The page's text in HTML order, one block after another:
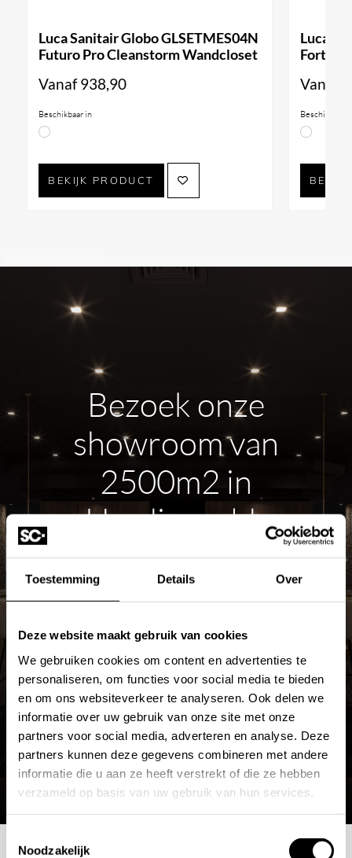
Toestemming Details Over
Deze website maakt gebruik van cookies
We gebruiken cookies om content en advertenties te
personaliseren, om functies voor social media te bieden
en om ons websiteverkeer te analyseren. Ook delen we
informatie over uw gebruik van onze site met onze
partners voor social media, adverteren en analyse. Deze
partners kunnen deze gegevens combineren met andere
informatie die u aan ze heeft verstrekt of die ze hebben
verzameld op basis van uw gebruik van hun services.
Noodzakelijk
Luca Sanitair Globo GLSETMES04N
Futuro Pro Cleanstorm Wandcloset
Vanaf938,90
Beschikbaar in
BEKIJK PRODUCT
Luca
Forty3
Vanaf
Beschikbaar
Bezoek onze
showroom van
2500m2 in
Hardinxveld-
Giessendam
MEER OVER DE SHOWROOM